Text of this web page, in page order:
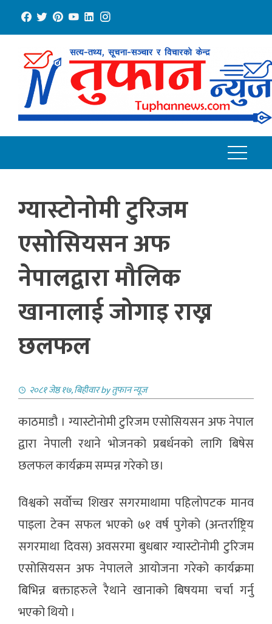
content
ग्यास्टोनोमी टुरिजम
एसोसियसन अफ
नेपालद्वारा मौलिक
खानालाई जोगाइ राख्न
छलफल
२०८१ जेष्ठ १७, बिहीवारbyतुफान न्यूज
काठमाडौ । ग्यास्टोनोमी टुरिजम एसोसियसन अफ नेपाल
द्वारा नेपाली रथाने भोजनको प्रबर्धनको लागि बिषेस
छलफल कार्यक्रम सम्पन्न गरेको छ।
विश्वको सर्वोच्च शिखर सगरमाथामा पहिलोपटक मानव
पाइला टेक्न सफल भएको ७१ वर्ष पुगेको (अन्तर्राष्ट्रिय
सगरमाथा दिवस) अवसरमा बुधबार ग्यास्टोनोमी टुरिजम
एसोसियसन अफ नेपालले आयोजना गरेको कार्यक्रमा
बिभिन्न बक्ताहरुले रैथाने खानाको बिषयमा चर्चा गर्नु
भएको थियो ।